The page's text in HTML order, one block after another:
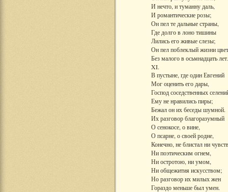
И нечто, и туманну даль,
И романтические розы;
Он пел те дальные страны,
Где долго в лоно тишины
Лились его живые слезы;
Он пел поблеклый жизни цвет
Без малого в осьмнадцать лет.
XI.
В пустыне, где один Евгений
Мог оценить его дары,
Господ соседственных
Ему не нравились пиры;
Бежал он их беседы шумной.
Их разговор благоразумный
О сенокосе, о вине,
О псарне, о своей родне,
Конечно, не блистал ни
Ни поэтическим огнем,
Ни остротою, ни умом,
Ни общежития искусством;
Но разговор их милых жен
Гораздо меньше был умен.